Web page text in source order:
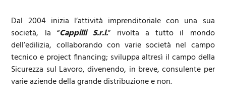
Dal 2004 inizia l’attività imprenditoriale con una sua
società, la “Cappilli S.r.l.” rivolta a tutto il mondo
dell’edilizia, collaborando con varie società nel campo
tecnico e project financing; sviluppa altresì il campo della
Sicurezza sul Lavoro, divenendo, in breve, consulente per
varie aziende della grande distribuzione e non.